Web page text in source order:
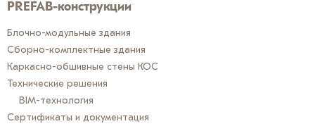
PREFAB-конструкции
Блочно-модульные здания
Сборно-комплектные здания
Каркасно-обшивные стены КОС
Технические решения
BIM-технология
Сертификаты и документация